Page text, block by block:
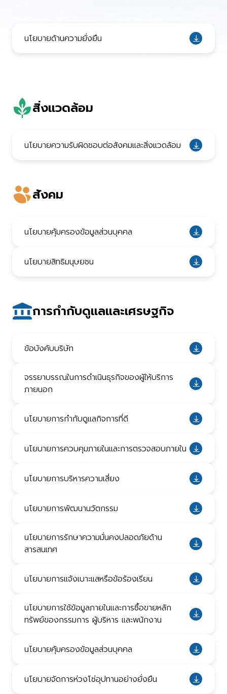
นโยบายด้านความยั่งยืน
สิ่งแวดล้อม
นโยบายความรับผิดชอบต่อสังคมและสิ่งแวดล้อม
สังคม
นโยบายคุ้มครองข้อมูลส่วนบุคคล
นโยบายสิทธิมนุษยชน
การกำกับดูแลและเศรษฐกิจ
ข้อบังคับบริษัท
จรรยาบรรณในการดำเนินธุรกิจของผู้ให้บริการ
ภายนอก
นโยบายการกำกับดูแลกิจการที่ดี
นโยบายการควบคุมภายในและการตรวจสอบภายใน
นโยบายการบริหารความเสี่ยง
นโยบายการพัฒนานวัตกรรม
นโยบายการรักษาความมั่นคงปลอดภัยด้าน
สารสนเทศ
นโยบายการแจ้งเบาะแสหรือข้อร้องเรียน
นโยบายการใช้ข้อมูลภายในและการซื้อขายหลัก
ทรัพย์ของกรรมการ ผู้บริหาร และพนักงาน
นโยบายคุ้มครองข้อมูลส่วนบุคคล
นโยบายจัดการห่วงโซ่อุปทานอย่างยั่งยืน